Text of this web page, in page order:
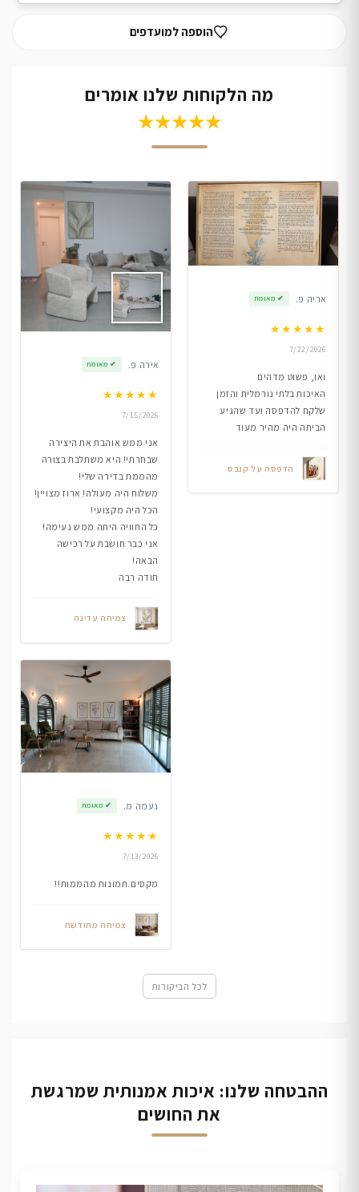
הוספה למועדפים
מה הלקוחות שלנו אומרים
★★★★★
אריה פ. ✔ מאומת
★★★★★
7/22/2026
ואו, פשוט מדהים
האיכות בלתי נורמלית והזמן
שלקח להדפסה ועד שהגיע
הביתה היה מהיר מעוד
הדפסה על קנבס
אירה פ. ✔ מאומת
★★★★★
7/15/2026
אני ממש אוהבת את היצירה
שבחרתי! היא משתלבת בצורה
מהממת בדירה שלי!
משלוח היה מעולה! ארוז מצויין!
הכל היה מקצועי!
כל החוויה היתה ממש נעימה!
אני כבר חושבת על רכישה
הבאה!
תודה רבה
צמיחה עדינה
נעמה מ. ✔ מאומת
★★★★★
7/13/2026
מקסים.תמונות מהממות!!
צמיחה מחודשת
לכל הביקורות
ההבטחה שלנו: איכות אמנותית שמרגשת
את החושים